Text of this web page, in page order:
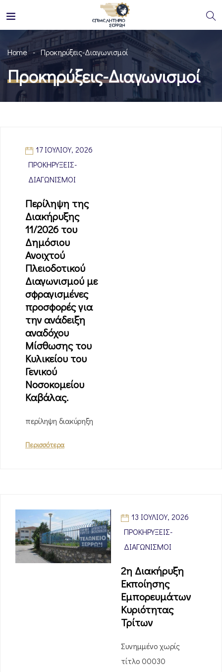
Home Προκηρύξεις-Διαγωνισμοί
Προκηρύξεις-Διαγωνισμοί
17 ΙΟΥΛΊΟΥ, 2026
ΠΡΟΚΗΡΎΞΕΙΣ-
ΔΙΑΓΩΝΙΣΜΟΊ
Περίληψη της
Διακήρυξης
11/2026 του
Δημόσιου
Ανοιχτού
Πλειοδοτικού
Διαγωνισμού με
σφραγισμένες
προσφορές για
την ανάδειξη
αναδόχου
Μίσθωσης του
Κυλικείου του
Γενικού
Νοσοκομείου
Καβάλας.
περίληψη διακύρηξη
Περισσότερα
13 ΙΟΥΛΊΟΥ, 2026
ΠΡΟΚΗΡΎΞΕΙΣ-
ΔΙΑΓΩΝΙΣΜΟΊ
2η Διακήρυξη
Εκποίησης
Εμπορευμάτων
Κυριότητας
Τρίτων
Συνημμένο χωρίς
τίτλο 00030